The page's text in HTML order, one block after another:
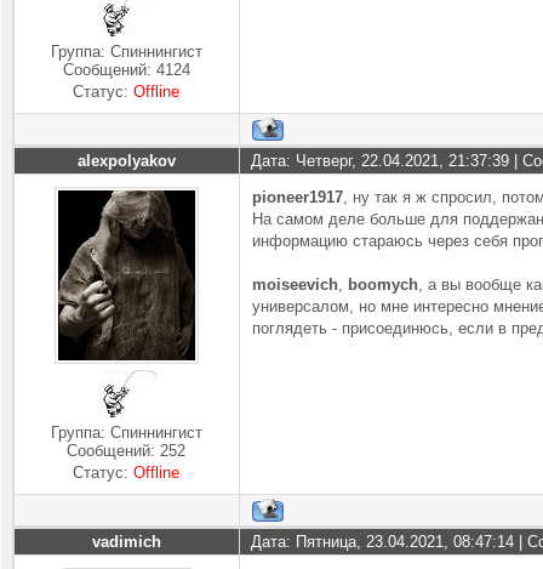
Группа: Спиннингист
Сообщений: 4124
Статус:Offline
alexpolyakov Дата: Четверг, 22.04.2021, 21:37:39 |
Группа: Спиннингист
Сообщений:252
Статус:Offline
pioneer1917, ну так я ж спросил,
На самом деле больше для
информацию стараюсь через себя
moiseevich, boomych, а вы вообще
универсалом, но мне интересно
поглядеть - присоединюсь, если в
vadimich Дата: Пятница, 23.04.2021, 08:47:14 |